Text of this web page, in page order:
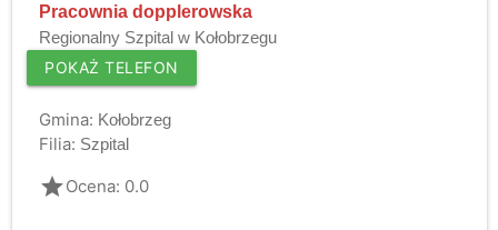
Pracownia dopplerowska
Regionalny Szpital w Kołobrzegu
POKAŻ TELEFON
Gmina: Kołobrzeg
Filia: Szpital
gradeOcena: 0.0